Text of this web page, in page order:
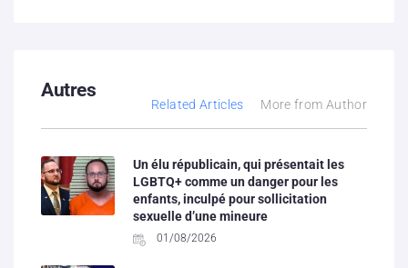
Autres
Related Articles More from Author
Un élu républicain, qui présentait les
LGBTQ+ comme un danger pour les
enfants, inculpé pour sollicitation
sexuelle d’une mineure
01/08/2026